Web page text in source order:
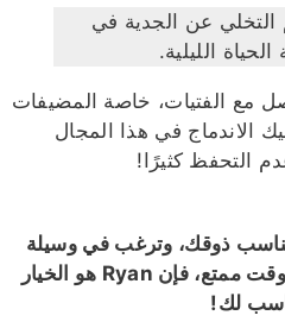
التخلي عن الجدية في
الليلية.
مع الفتيات، خاصة المضيفات
الاندماج في هذا المجال
التحفظ كثيرًا!
تناسب ذوقك، وترغب في وسيلة
أسرع وأكثر مباشرة لقضاء وقت ممتع، فإن Ryan هو الخيار
لك!